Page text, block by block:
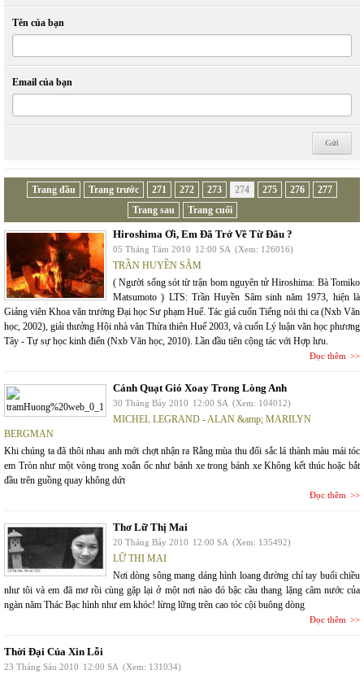
Tên của bạn
Email của bạn
Trang đầu Trang trước 271 272 273 274 275 276
277
Trang sau
Trang cuối
Hiroshima Ơi, Em Đã Trở Về Từ Đâu ?
05 Tháng Tám 2010 12:00 SA (Xem: 126016)
TRẦN HUYỀN SÂM
( Người sống sót từ trận bom nguyên tử Hiroshima: Bà Tomiko
Matsumoto ) LTS: Trần Huyền Sâm sinh năm 1973, hiện là
Giảng viên Khoa văn trường Đại học Sư phạm Huế. Tác giả cuốn Tiếng nói thi ca (Nxb Văn
học, 2002), giải thưởng Hội nhà văn Thừa thiên Huế 2003, và cuốn Lý luận văn học phương
Tây - Tự sự học kinh điển (Nxb Văn học, 2010). Lần đầu tiên cộng tác với Hợp lưu.
Đọc thêm
Cánh Quạt Gió Xoay Trong Lòng Anh
30 Tháng Bảy 2010 12:00 SA (Xem: 104012)
MICHEL LEGRAND - ALAN &amp; MARILYN
BERGMAN
Khi chúng ta đã thôi nhau anh mới chợt nhận ra Rằng mùa thu đổi sắc lá thành màu mái tóc
em Tròn như một vòng trong xoắn ốc như bánh xe trong bánh xe Không kết thúc hoặc bắt
đầu trên guồng quay không dứt
Đọc thêm
Thơ Lữ Thị Mai
20 Tháng Bảy 2010 12:00 SA (Xem: 135492)
LỮ THỊ MAI
Nơi dòng sông mang dáng hình loang đường chỉ tay buổi chiều
như tôi và em đã mơ rồi cùng gặp lại ở một nơi nào đó bậc cầu thang lặng câm nước của
ngàn năm Thác Bạc hình như em khóc! lừng lững trên cao tóc cội buông dòng
Đọc thêm
Thời Đại Của Xin Lỗi
23 Tháng Sáu 2010 12:00 SA (Xem: 131034)